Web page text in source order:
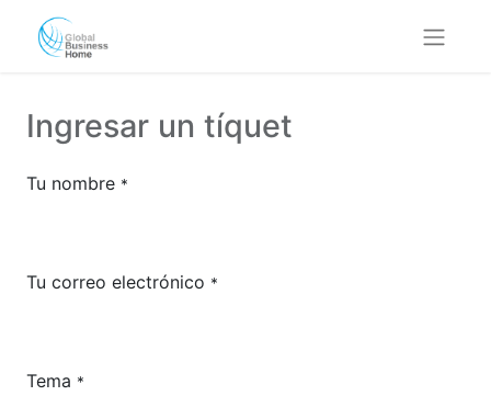
Ingresar un tíquet
Tu nombre *
Tu correo electrónico *
Tema *